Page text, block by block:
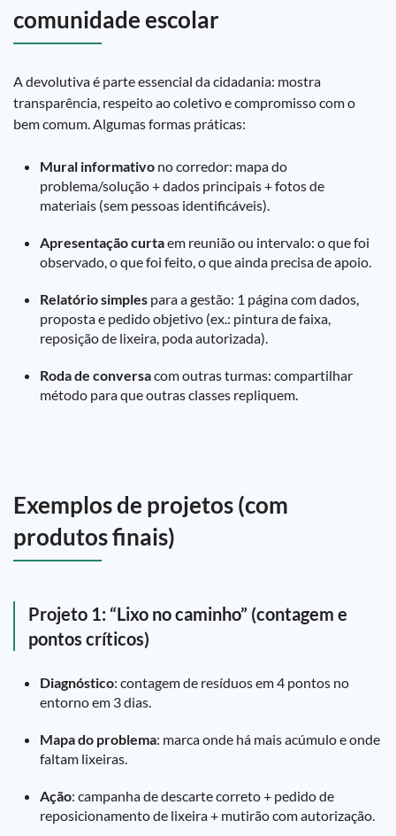
comunidade escolar
A devolutiva é parte essencial da cidadania: mostra
transparência, respeito ao coletivo e compromisso com o
bem comum. Algumas formas práticas:
Mural informativo no corredor: mapa do
problema/solução + dados principais + fotos de
materiais (sem pessoas identificáveis).
Apresentação curtaem reunião ou intervalo: o que foi
observado, o que foi feito, o que ainda precisa de apoio.
Relatório simples para a gestão: 1 página com dados,
proposta e pedido objetivo (ex.: pintura de faixa,
reposição de lixeira, poda autorizada).
Roda de conversacom outras turmas: compartilhar
método para que outras classes repliquem.
Exemplos de projetos (com
produtos finais)
Projeto 1: “Lixo no caminho” (contagem e
pontos críticos)
Diagnóstico: contagem de resíduos em 4 pontos no
entorno em 3 dias.
Mapa do problema: marca onde há mais acúmulo e onde
faltam lixeiras.
Ação: campanha de descarte correto + pedido de
reposicionamento de lixeira + mutirão com autorização.